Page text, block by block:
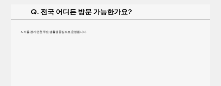
Q. 전국 어디든 방문 가능한가요?
A. 서울·경기·인천 주요 생활권 중심으로 운영됩니다.